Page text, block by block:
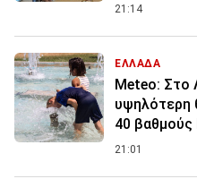
21:14
ΕΛΛΑΔΑ
Meteo: Στο
υψηλότερη
40 βαθμούς
21:01